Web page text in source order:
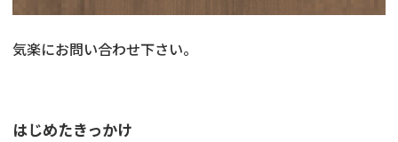
気楽にお問い合わせ下さい。
はじめたきっかけ